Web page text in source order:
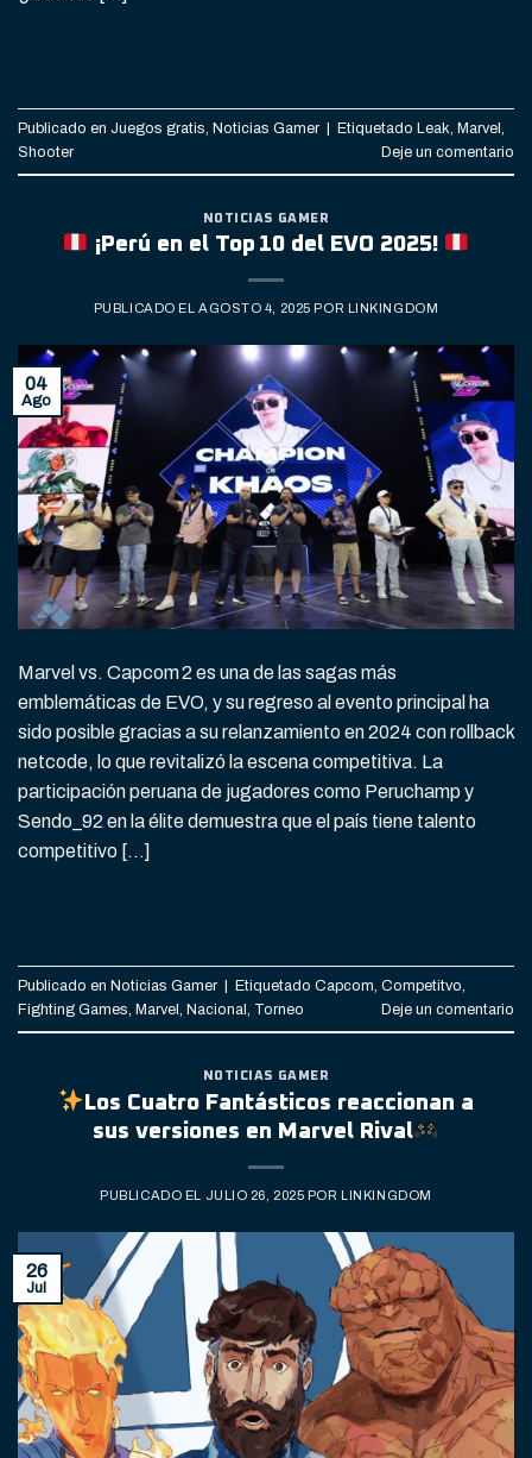
Publicado en Juegos gratis, Noticias Gamer Etiquetado Leak, Marvel ,
Shooter
Deje un comentario
NOTICIAS GAMER
¡Perú en el Top 10 del EVO 2025!
PUBLICADO EL AGOSTO 4, 2025 POR LINKINGDOM
04
Ago
Marvel vs. Capcom 2 es una de las sagas más
emblemáticas de EVO, y su regreso al evento principal ha
sido posible gracias a su relanzamiento en 2024 con rollback
netcode, lo que revitalizó la escena competitiva. La
participación peruana de jugadores como Peruchamp y
Sendo_92 en la élite demuestra que el país tiene talento
competitivo […]
Publicado en Noticias Gamer Etiquetado Capcom, Competitvo,
Fighting Games, Marvel , Nacional , Torneo Deje un comentario
NOTICIAS GAMER
Los Cuatro Fantásticos reaccionan a
sus versiones en Marvel Rival
PUBLICADO EL JULIO 26, 2025 POR LINKINGDOM
26
Jul